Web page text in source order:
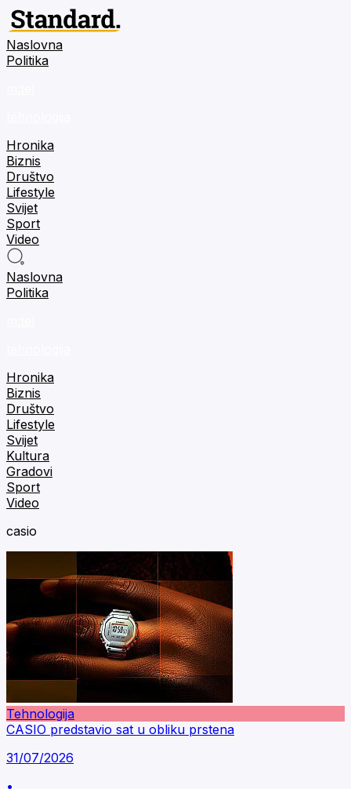
Naslovna
Politika
Hronika
Biznis
Društvo
Lifestyle
Svijet
Sport
Video
Naslovna
Politika
Hronika
Biznis
Društvo
Lifestyle
Svijet
Kultura
Gradovi
Sport
Video
casio
Tehnologija
CASIO predstavio sat u obliku prstena
31/07/2026
•